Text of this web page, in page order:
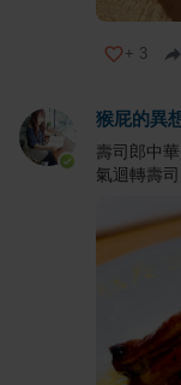
+ 3
猴屁的異
壽司郎中
氣迴轉壽司